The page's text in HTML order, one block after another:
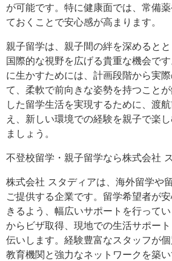
が可能です。特に健康面では、常備
ておくことで安心感が高まります。
親子留学は、親子間の絆を深めると
国際的な視野を広げる貴重な機会で
に生かすためには、計画段階から実
て、柔軟で前向きな姿勢を持つこと
した留学生活を実現するために、渡
え、新しい環境での経験を親子で楽
ましょう。
不登校留学・親子留学なら株式会社
株式会社 スタディアは、海外留学や
ご提供する企業です。留学希望者が
きるよう、幅広いサポートを行って
からビザ取得、現地での生活サポー
伝いします。経験豊富なスタッフが
教育機関と強力なネットワークを築